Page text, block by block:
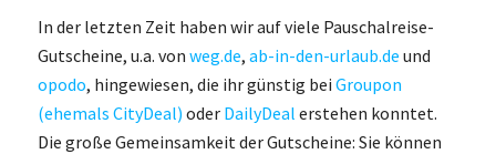
In der letzten Zeit haben wir auf viele Pauschalreise-
Gutscheine, u.a. von weg.de, ab-in-den-urlaub.de und
opodo, hingewiesen, die ihr günstig bei Groupon
(ehemals CityDeal) oder DailyDeal erstehen konntet.
Die große Gemeinsamkeit der Gutscheine: Sie können